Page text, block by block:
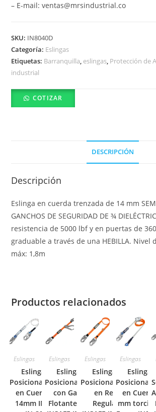
– E-mail: ventas@mrsindustrial.co
SKU: IN8040D
Categoría: Eslingas
Etiquetas: Barranquilla, eslingas, Protección de
industrial
COTIZAR
DESCRIPCIÓN
Descripción
Eslinga en cuerda trenzada de 14 mm
GANCHOS DE SEGURIDAD DE ¾
resistencia de 5000 lbf y en puertas de
graduable a través de una HEBILLA. Nivel
máx: 1,8m
Productos relacionados
Eslingas
Eslinga de
Posicionamiento
en Cuerda de
14mm INSAFE
Eslingas
Eslinga de
Posicionamiento
con Gancho
Flotante de 2¼
Eslingas
Eslinga de
Posicionamiento
en Reata
Regulable
Eslingas
Eslinga
en
mm